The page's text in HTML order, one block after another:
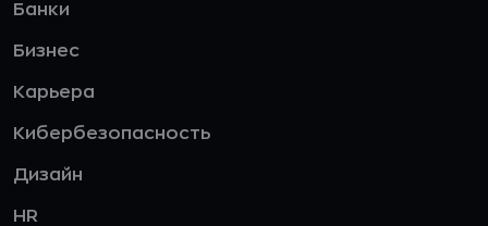
Банки
Бизнес
Карьера
Кибербезопасность
Дизайн
HR